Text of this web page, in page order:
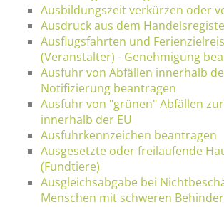
Ausbildungszeit verkürzen oder
Ausdruck aus dem
Ausflugsfahrten und
(Veranstalter) - Genehmigung
Ausfuhr von Abfällen innerhalb
Notifizierung beantragen
Ausfuhr von "grünen" Abfällen
innerhalb der EU
Ausfuhrkennzeichen beantragen
Ausgesetzte oder freilaufende
(Fundtiere)
Ausgleichsabgabe bei
Menschen mit schweren